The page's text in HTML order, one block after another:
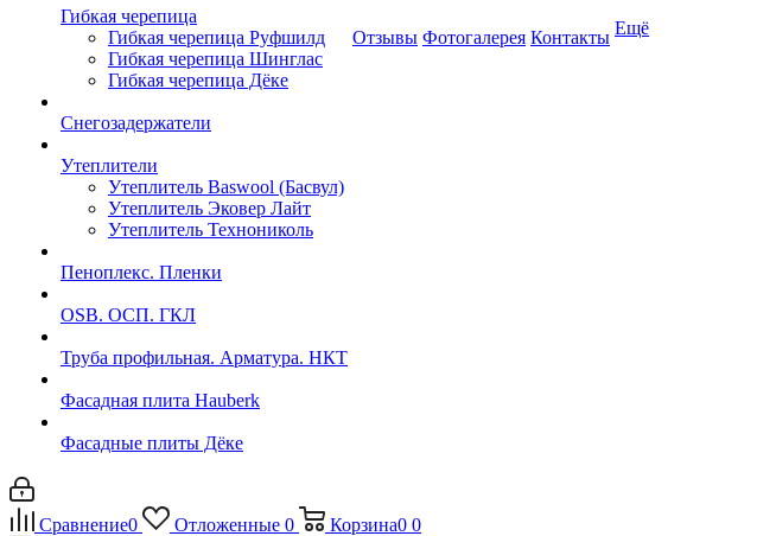
Гибкая черепица
Гибкая черепица Руфшилд
Гибкая черепица Шинглас
Гибкая черепица Дёке
Снегозадержатели
Утеплители
Утеплитель Baswool (Басвул)
Утеплитель Эковер Лайт
Утеплитель Технониколь
Пеноплекс. Пленки
OSB. ОСП. ГКЛ
Труба профильная. Арматура. НКТ
Фасадная плита Hauberk
Фасадные плиты Дёке
Отзывы Фотогалерея Контакты Ещё
Сравнение0 Отложенные 0 Корзина0 0